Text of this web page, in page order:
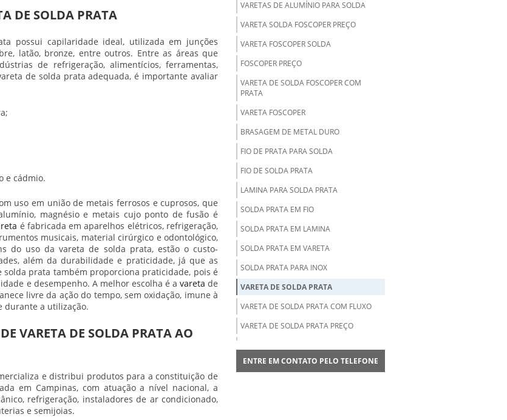
DE SOLDA PRATA
possui capilaridade ideal, utilizada em junções
latão, bronze, entre outros. Entre as áreas que
de refrigeração, alimentícios, ferramentas,
de solda prata adequada, é importante avaliar
e cádmio.
uso em união de metais ferrosos e cuprosos, que
magnésio e metais cujo ponto de fusão é
é fabricada em aparelhos elétricos, refrigeração,
musicais, material cirúrgico e odontológico,
do uso davareta de solda prata, estão o custo-
além da durabilidade e praticidade, já que as
solda prata também proporciona praticidade, pois é
e desempenho. A melhor escolha é a vareta de
livre da ação do tempo, sem oxidação, imune à
durante a utilização.
VARETA DE SOLDA PRATA AO
e distribui produtos para a constituição de
em Campinas, com atuação a nível nacional, a
refrigeração, instaladores de ar condicionado,
e semijoias.
VARETAS DE ALUMÍNIO PARA SOLDA
VARETA SOLDA FOSCOPER PREÇO
VARETA FOSCOPER SOLDA
FOSCOPER PREÇO
VARETA DE SOLDA FOSCOPER COM
PRATA
VARETA FOSCOPER
BRASAGEM DE METAL DURO
FIO DE PRATA PARA SOLDA
FIO DE SOLDA PRATA
LAMINA PARA SOLDA PRATA
SOLDA PRATA EM FIO
SOLDA PRATA EM LAMINA
SOLDA PRATA EM VARETA
SOLDA PRATA PARA INOX
VARETA DE SOLDA PRATA
VARETA DE SOLDA PRATA COM FLUXO
VARETA DE SOLDA PRATA PREÇO
VARETA DE LATÃO PARA SOLDA
ENTRE EM CONTATO PELO TELEFONE